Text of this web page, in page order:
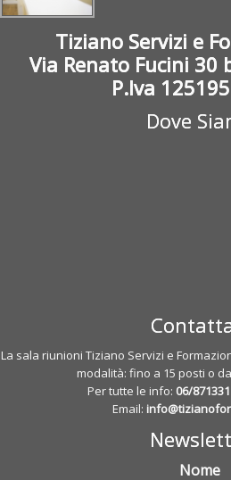
Tiziano Servizi e
Via Renato Fucini 30
P.Iva
Dove
La sala riunioni Tiziano Servizi e
modalità: fino a 15 posti o
Per tutte le info: 06/
Email:
Nome